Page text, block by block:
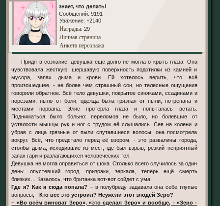
знает, что делать!
Сообщений: 9191
Уважение: +2140
Награды: 29
Личная страница
Анкета персонажа
Придя в сознание, девушка ещё долго не могла открыть глаза. Она
чувствовала жесткую, шершавую поверхность подстилки из камней и
мусора, запах дыма и крови. Ей хотелось верить, что всё
произошедшее, - не более чем страшный сон, но телесные ощущения
говорили обратное. Всё тело девушки, покрытое синяками, ссадинами и
порезами, ныло от боли, одежда была грязная от пыли, потрепана и
местами порвана. Элис протёрла глаза и попыталась встать.
Подниматься было больно: переломов не было, но болевшие от
усталости мышцы рук и ног с трудом её слушались. Сев на колени и
убрав с лица грязные от пыли спутавшиеся волосы, она посмотрела
вокруг. Всё, что предстало перед её взором, - это развалины города,
столбы дыма, исходившие из мест, где был взрыв, резкий неприятный
запах гари и разлагающихся человеческих тел.
Девушка не могла оправиться от шока. Столько всего случилось за один
день: опустевший город, призраки, зеркала, теперь ещё смерть
близких… Казалось, что британка вот-вот сойдет с ума.
Где я? Как я сюда попала? – в полубреду задавала она себе глупые
вопросы, -Кто всё это устроил? Неужели этот злодей Зеро?
– «Во всём виноват Зеро», «это сделал Зеро» и вообще, - «Зеро -